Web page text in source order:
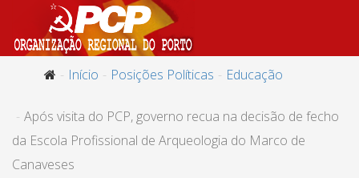
Início Posições Políticas Educação
Após visita do PCP, governo recua na decisão de fecho
da Escola Profissional de Arqueologia do Marco de
Canaveses